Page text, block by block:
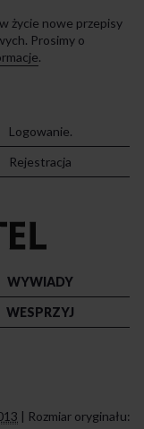
życie nowe przepisy
Prosimy o
.
Logowanie.
Rejestracja
strony
WYWIADY
WESPRZYJ
| Rozmiar oryginału: